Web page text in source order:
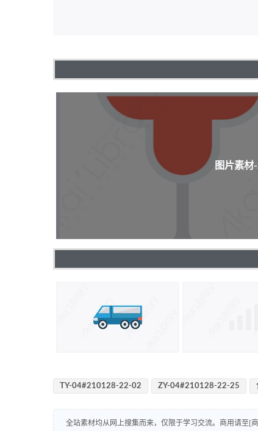
图片素材
TY-04#210128-22-02 ZY-04#210128-22-25
全站素材均从网上搜集而来，仅限于学习交流。商用请至[